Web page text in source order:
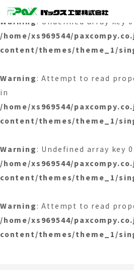
Warning : Undefined array key
/home/xs969544/
content/themes/theme_1/
Warning : Attempt to read
in
/home/xs969544/
content/themes/theme_1/
Warning : Undefined array key
/home/xs969544/
content/themes/theme_1/
Warning : Attempt to read
/home/xs969544/
content/themes/theme_1/